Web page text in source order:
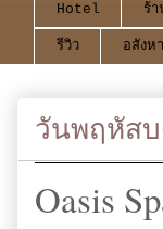
Hotel ร้
รีวิว อสังห
วันพฤหัส
Oasis